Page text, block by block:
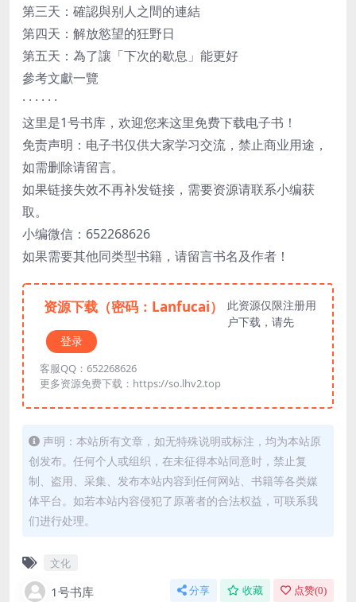
第三天：確認與别人之間的連結
第四天：解放慾望的狂野日
第五天：為了讓「下次的歇息」能更好
參考文獻一覽
· · · · · ·
这里是1号书库，欢迎您来这里免费下载电子书！
免责声明：电子书仅供大家学习交流，禁止商业用途，
如需删除请留言。
如果链接失效不再补发链接，需要资源请联系小编获
取。
小编微信：652268626
如果需要其他同类型书籍，请留言书名及作者！
资源下载（密码：Lanfucai）
此资源仅限注册用
户下载，请先
登录
客服QQ：652268626
更多资源免费下载：https://so.lhv2.top
声明：本站所有文章，如无特殊说明或标注，均为本站原
创发布。任何个人或组织，在未征得本站同意时，禁止复
制、盗用、采集、发布本站内容到任何网站、书籍等各类媒
体平台。如若本站内容侵犯了原著者的合法权益，可联系我
们进行处理。
文化
1号书库 分享 收藏 点赞(0)